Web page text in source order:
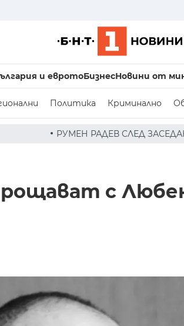
и евротоБизнесНовини от
Политика Криминално
СЛЕД ЗАСЕДАНИЕ НА СЪВЕТА ПО
с